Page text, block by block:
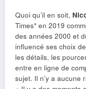
Quoi qu’il en soit,
Times* en 2019
des années 2000 et
influencé ses choix
les détails, les
entre en ligne de
sujet. Il n’y a aucune